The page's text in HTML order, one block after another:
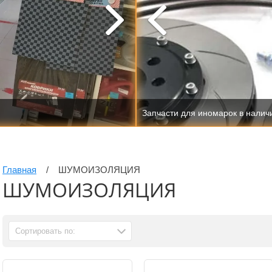
Магазин автозапчастей
Запчасти для иномарок в
Главная / ШУМОИЗОЛЯЦИЯ
ШУМОИЗОЛЯЦИЯ
Сортировать по: